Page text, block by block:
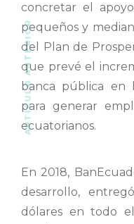
concretar el
pequeños y
del Plan de
que prevé el
banca pública en
para generar
ecuatorianos.
En 2018,
desarrollo,
dólares en todo
ARTÍCULO ANTERIOR